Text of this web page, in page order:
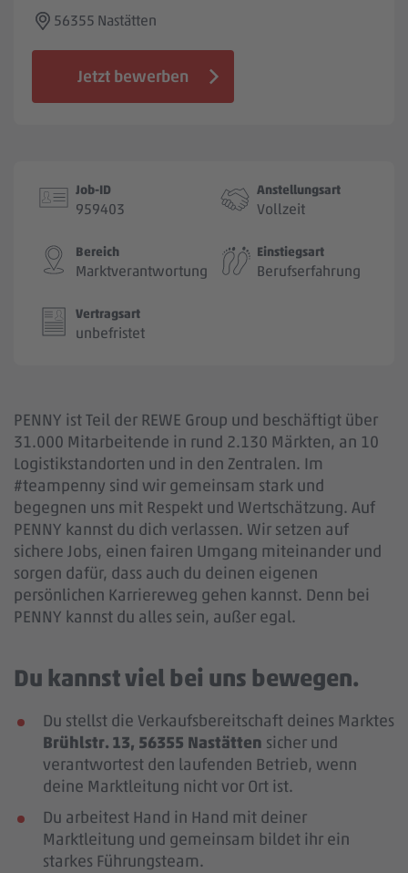
56355 Nastätten
Jetzt bewerben
Job-ID
959403
Anstellungsart
Vollzeit
Bereich
Marktverantwortung
Einstiegsart
Berufserfahrung
Vertragsart
unbefristet
PENNY ist Teil der REWE Group und beschäftigt über
31.000 Mitarbeitende in rund 2.130 Märkten, an 10
Logistikstandorten und in den Zentralen. Im
#teampenny sind wir gemeinsam stark und
begegnen uns mit Respekt und Wertschätzung. Auf
PENNY kannst du dich verlassen. Wir setzen auf
sichere Jobs, einen fairen Umgang miteinander und
sorgen dafür, dass auch du deinen eigenen
persönlichen Karriereweg gehen kannst. Denn bei
PENNY kannst du alles sein, außer egal.
Du kannst viel bei uns bewegen.
Du stellst die Verkaufsbereitschaft deines Marktes
Brühlstr. 13, 56355 Nastätten sicher und
verantwortest den laufenden Betrieb, wenn
deine Marktleitung nicht vor Ort ist.
Du arbeitest Hand in Hand mit deiner
Marktleitung und gemeinsam bildet ihr ein
starkes Führungsteam.